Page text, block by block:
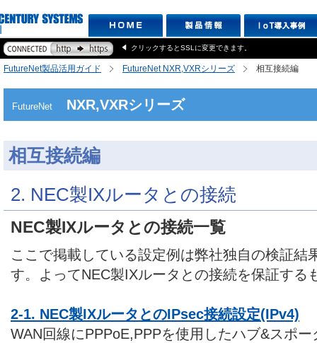
クリックするとSSLに変更できます。
FutureNet製品活用ガイド FutureNet NXR,VXRシリーズ 相互接続編
FutureNet NXR,VXRシリーズ
相互接続編
2. NEC製IXルータとの接続
NEC製IXルータとの接続一覧
ここで掲載している設定例は弊社独自の検証結
す。よってNEC製IXルータとの接続を保証する
2-1. NEC製IXルータとのIPsec接続設定(IPv4)
WAN回線にPPPoE,PPPを使用したハブ&スポ